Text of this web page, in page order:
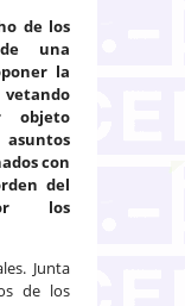
de los
una
la
objeto
con
del
los
Junta
de los